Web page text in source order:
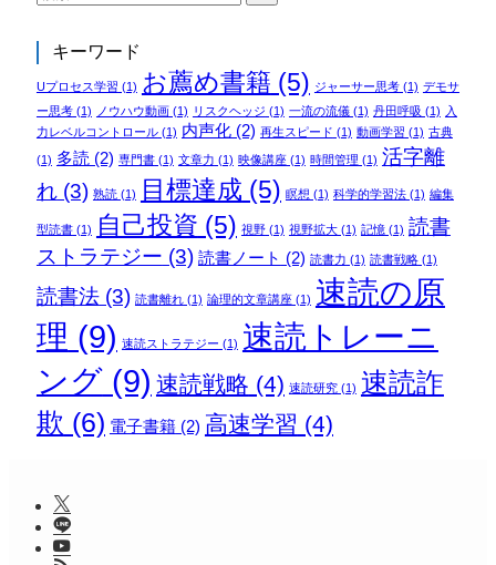
キーワード
Uプロセス学習 (1) お薦め書籍 (5) ジャーサー思考(1) デモサ
ー思考(1) ノウハウ動画(1) リスクヘッジ (1) 一流の流儀(1) 丹田呼吸 (1) 入
力レベルコントロール(1) 内声化(2) 再生スピード (1) 動画学習 (1) 古典
(1) 多読 (2) 専門書(1) 文章力 (1) 映像講座(1) 時間管理 (1) 活字離
れ(3) 熟読(1) 目標達成 (5) 瞑想 (1) 科学的学習法(1) 編集
型読書(1) 自己投資 (5) 視野(1) 視野拡大(1) 記憶(1) 読書
ストラテジー (3) 読書ノート (2) 読書力 (1) 読書戦略(1)
読書法(3) 読書離れ(1) 論理的文章講座(1) 速読の原
理 (9) 速読ストラテジー (1) 速読トレーニ
ング(9) 速読戦略 (4) 速読研究(1) 速読詐
欺 (6) 電子書籍(2) 高速学習 (4)